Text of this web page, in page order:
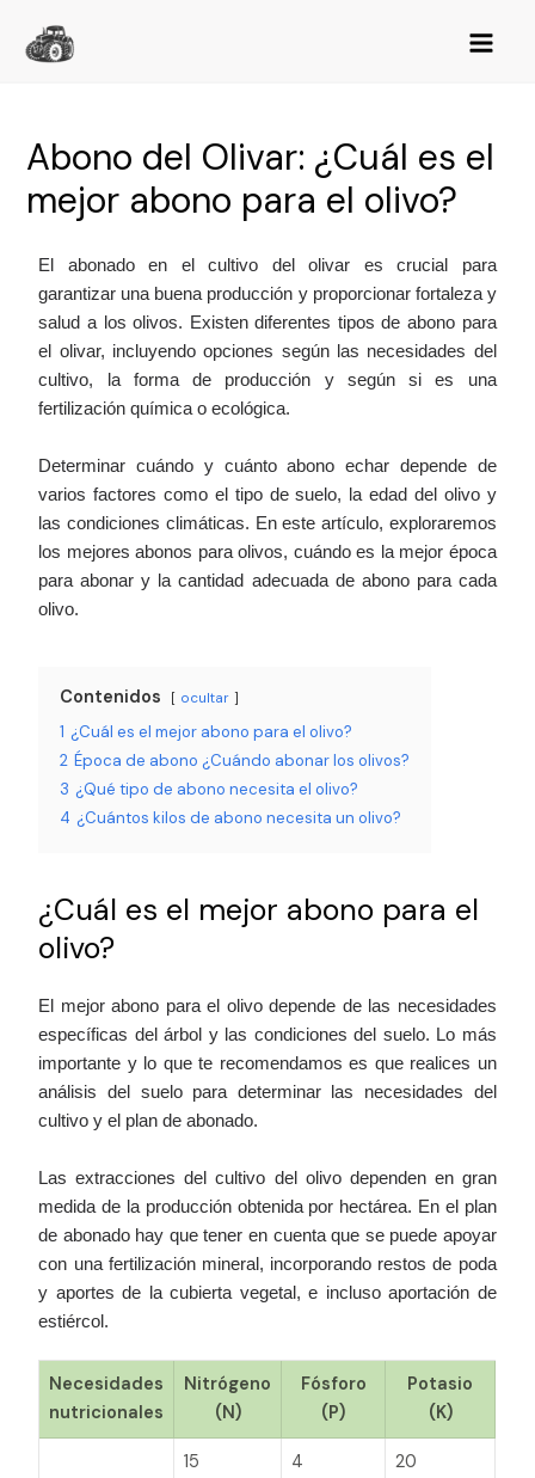
Abono del Olivar: ¿Cuál es el
mejor abono para el olivo?
El abonado en el cultivo del olivar es crucial para
garantizar una buena producción y proporcionar fortaleza y
salud a los olivos. Existen diferentes tipos de abono para
el olivar, incluyendo opciones según las necesidades del
cultivo, la forma de producción y según si es una
fertilización química o ecológica.
Determinar cuándo y cuánto abono echar depende de
varios factores como el tipo de suelo, la edad del olivo y
las condiciones climáticas. En este artículo, exploraremos
los mejores abonos para olivos, cuándo es la mejor época
para abonar y la cantidad adecuada de abono para cada
olivo.
Contenidos ocultar
1 ¿Cuál es el mejor abono para el olivo?
2 Época de abono ¿Cuándo abonar los olivos?
3 ¿Qué tipo de abono necesita el olivo?
4 ¿Cuántos kilos de abono necesita un olivo?
¿Cuál es el mejor abono para el
olivo?
El mejor abono para el olivo depende de las necesidades
específicas del árbol y las condiciones del suelo. Lo más
importante y lo que te recomendamos es que realices un
análisis del suelo para determinar las necesidades del
cultivo y el plan de abonado.
Las extracciones del cultivo del olivo dependen en gran
medida de la producción obtenida por hectárea. En el plan
de abonado hay que tener en cuenta que se puede apoyar
con una fertilización mineral, incorporando restos de poda
y aportes de la cubierta vegetal, e incluso aportación de
estiércol.
Necesidades
nutricionales
Nitrógeno
(N)
Fósforo
(P)
Potasio
(K)
15
4
20